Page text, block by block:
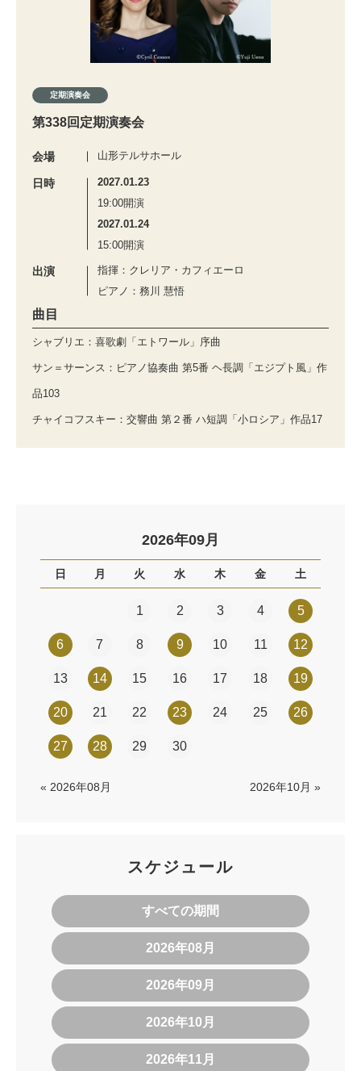
定期演奏会
第338回定期演奏会
会場 山形テルサホール
日時
2027.01.23
19:00開演
2027.01.24
15:00開演
出演
指揮：クレリア・カフィエーロ
ピアノ：務川 慧悟
曲目
シャブリエ：喜歌劇「エトワール」序曲
サン＝サーンス：ピアノ協奏曲 第5番 ヘ長調「エジプト風」作
品103
チャイコフスキー：交響曲 第２番 ハ短調「小ロシア」作品17
2026年09月
日 月 火 水 木 金 土
1 2 3 4 5
6 7 8 9 10 11 12
13 14 15 16 17 18 19
20 21 22 23 24 25 26
27 28 29 30
« 2026年08月 2026年10月 »
スケジュール
すべての期間
2026年08月
2026年09月
2026年10月
2026年11月